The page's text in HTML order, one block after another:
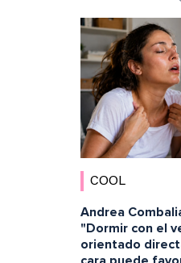
COOL
Andrea
"Dormir con el
orientado